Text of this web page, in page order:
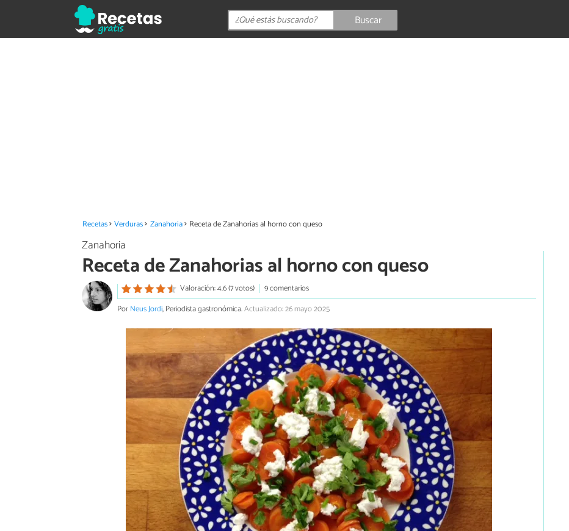
Buscar
Recetas Verduras Zanahoria Receta de Zanahorias al horno con queso
Zanahoria
Receta de Zanahorias al horno con queso
Valoración: 4.6 (7 votos)
9 comentarios
PorNeus Jordi, Periodista gastronómica.Actualizado: 26 mayo 2025